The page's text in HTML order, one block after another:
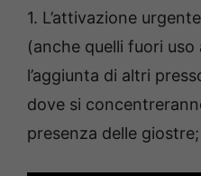
1. L’attivazione
(anche quelli fuori uso
l’aggiunta di altri
dove si
presenza delle giostre;